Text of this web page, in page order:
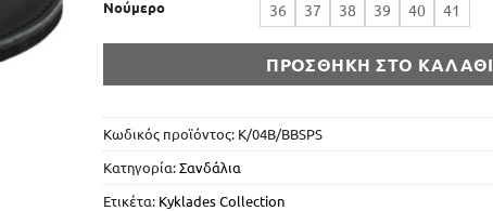
Νούμερο 36 37 38 39 40 41
ΠΡΟΣΘΉΚΗ ΣΤΟ ΚΑΛΆΘΙ
Κωδικός προϊόντος: K/04B/BBSPS
Κατηγορία:Σανδάλια
Ετικέτα: Kyklades Collection